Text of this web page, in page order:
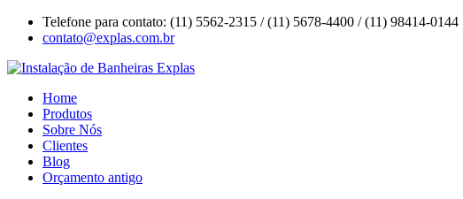
para
conteúdo
Telefone para contato: (11) 5562-2315 / (11) 5678-4400 / (11) 98414-0144
contato@explas.com.br
Home
Produtos
Sobre Nós
Clientes
Blog
Orçamento antigo